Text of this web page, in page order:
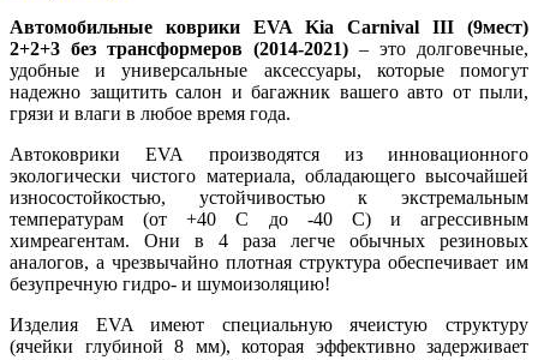
Автомобильные коврики EVA Kia Carnival III (9мест)
2+2+3 без трансформеров (2014-2021) – это долговечные,
удобные и универсальные аксессуары, которые помогут
надежно защитить салон и багажник вашего авто от пыли,
грязи и влаги в любое время года.
Автоковрики EVA производятся из инновационного
экологически чистого материала, обладающего высочайшей
износостойкостью, устойчивостью к экстремальным
температурам (от +40 С до -40 С) и агрессивным
химреагентам. Они в 4 раза легче обычных резиновых
аналогов, а чрезвычайно плотная структура обеспечивает им
безупречную гидро- и шумоизоляцию!
Изделия EVA имеют специальную ячеистую структуру
(ячейки глубиной 8 мм), которая эффективно задерживает